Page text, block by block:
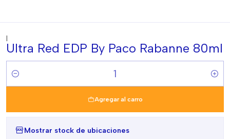
|
Ultra Red EDP By Paco Rabanne 80ml
Cantidad
Agregar al carro
Mostrar stock de ubicaciones